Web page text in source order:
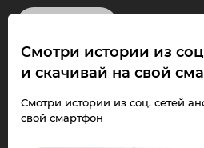
Смотри
скачивай
ограничений!
Смотри истории из
и скачивай на свой
Смотри истории из соц. сетей
свой смартфон